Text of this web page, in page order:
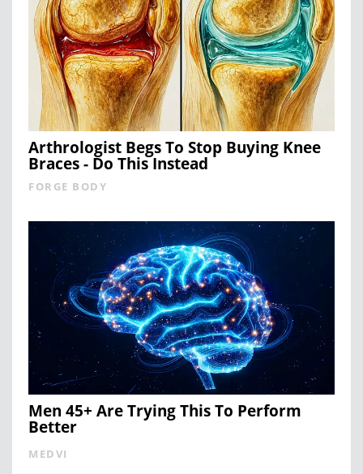
Arthrologist Begs To Stop Buying Knee
Braces - Do This Instead
FORGE BODY
Men 45+ Are Trying This To Perform
Better
MEDVI